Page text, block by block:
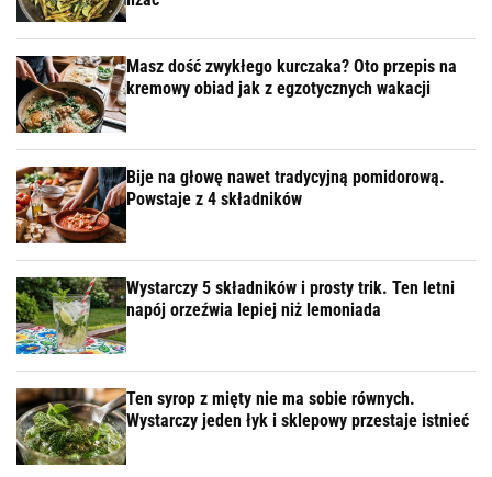
Masz dość zwykłego kurczaka? Oto przepis na
kremowy obiad jak z egzotycznych wakacji
Bije na głowę nawet tradycyjną pomidorową.
Powstaje z 4 składników
Wystarczy 5 składników i prosty trik. Ten letni
napój orzeźwia lepiej niż lemoniada
Ten syrop z mięty nie ma sobie równych.
Wystarczy jeden łyk i sklepowy przestaje istnieć